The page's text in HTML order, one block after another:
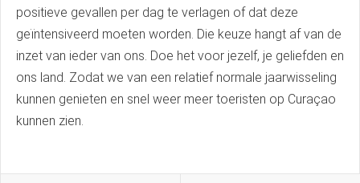
positieve gevallen per dag te verlagen of dat deze
geïntensiveerd moeten worden. Die keuze hangt af van de
inzet van ieder van ons. Doe het voor jezelf, je geliefden en
ons land. Zodat we van een relatief normale jaarwisseling
kunnen genieten en snel weer meer toeristen op Curaçao
kunnen zien.